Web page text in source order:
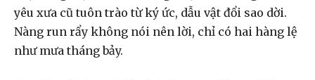
yêu xưa cũ tuôn trào từ ký ức, dẫu vật đổi sao dời.
Nàng run rẩy không nói nên lời, chỉ có hai hàng lệ
như mưa tháng bảy.